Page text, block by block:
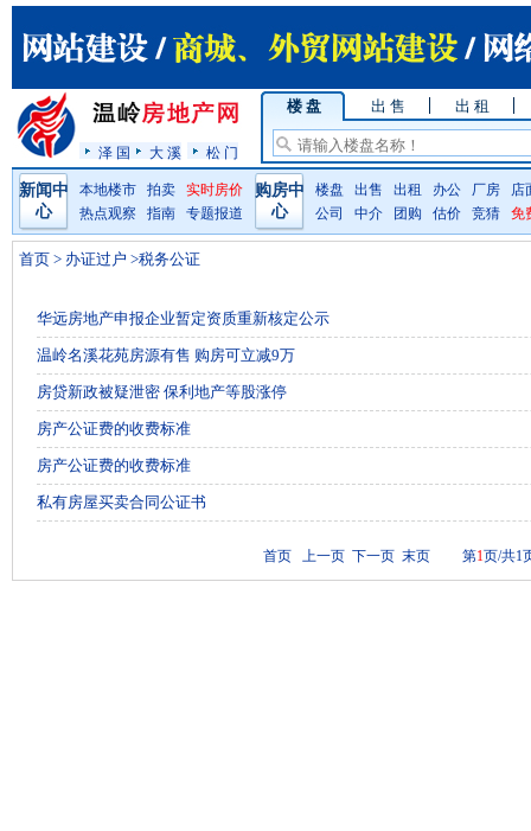
泽 国 大 溪 松 门
楼 盘 出 售 出 租
新闻中
心
本地楼市 拍卖
实时房价
热点观察
指南 专题报道
购房中
心
楼盘 出售 出租 办公 厂房
店
公司
中介 团购 估价 竞猜 免
首页 > 办证过户 >税务公证
华远房地产申报企业暂定资质重新核定公示
温岭名溪花苑房源有售 购房可立减9万
房贷新政被疑泄密 保利地产等股涨停
房产公证费的收费标准
房产公证费的收费标准
私有房屋买卖合同公证书
首页 上一页 下一页 末页 第1页/共1